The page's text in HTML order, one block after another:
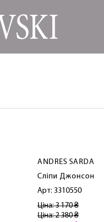
ANDRES SARDA
Сліпи Джонсон
Арт: 3310550
Ціна: 3 170 ₴
Ціна: 2 380 ₴